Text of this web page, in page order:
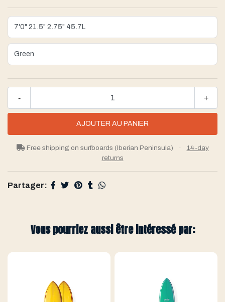
+
-
Free shipping on surfboards (Iberian Peninsula) ·
14-day
returns
Partager:
Vous pourriez aussi être intéressé par: